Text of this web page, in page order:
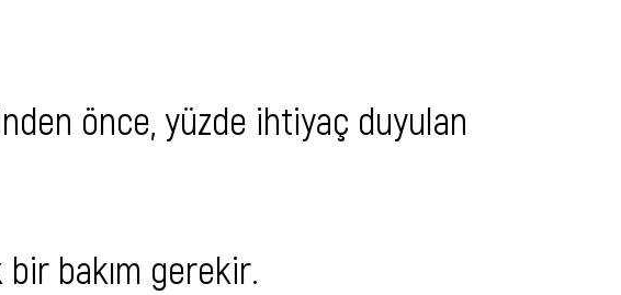
önce, yüzde ihtiyaç duyulan
bakım gerekir.